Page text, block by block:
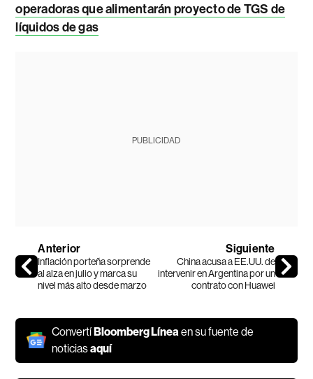
operadoras que alimentarán proyecto de TGS de
líquidos de gas
PUBLICIDAD
Anterior
Inflación porteña sorprende
al alza en julio y marca su
nivel más alto desde marzo
Siguiente
China acusa a EE.UU. de
intervenir en Argentina por un
contrato con Huawei
ConvertíBloomberg Líneaen su fuente de
noticiasaquí